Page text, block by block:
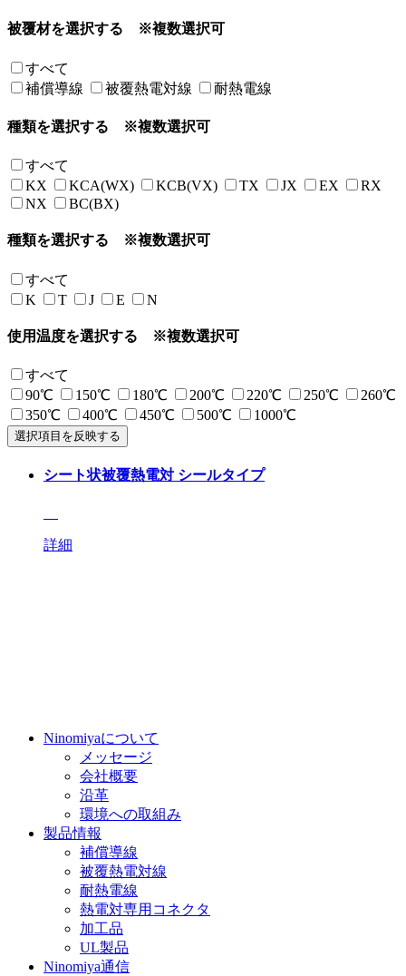
被覆材を選択する ※複数選択可
すべて
補償導線
被覆熱電対線 耐熱電線
種類を選択する ※複数選択可
すべて
KX
KCA(WX) KCB(VX) TX JX EX
RX
NX
BC(BX)
種類を選択する ※複数選択可
すべて
K
T J E N
使用温度を選択する ※複数選択可
すべて
90℃
150℃ 180℃ 200℃ 220℃ 250℃
260℃
350℃
400℃ 450℃ 500℃ 1000℃
選択項目を反映する
シート状被覆熱電対 シールタイプ
詳細
Ninomiyaについて
メッセージ
会社概要
沿革
環境への取組み
製品情報
補償導線
被覆熱電対線
耐熱電線
熱電対専用コネクタ
加工品
UL製品
Ninomiya通信